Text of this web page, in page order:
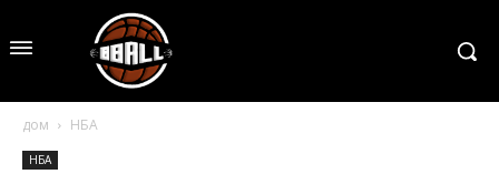
дом НБА
НБА